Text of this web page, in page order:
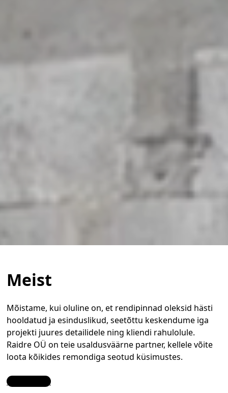
Meist
Mõistame, kui oluline on, et rendipinnad oleksid hästi
hooldatud ja esinduslikud, seetõttu keskendume iga
projekti juures detailidele ning kliendi rahulolule.
Raidre OÜ on teie usaldusväärne partner, kellele võite
loota kõikides remondiga seotud küsimustes.
Contact Us